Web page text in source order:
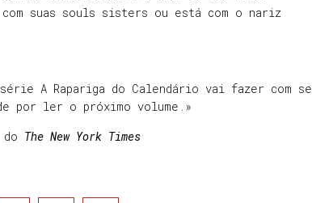
suas souls sisters ou está com o nariz
A Rapariga do Calendário vai fazer com se
por ler o próximo volume.»
The New York Times